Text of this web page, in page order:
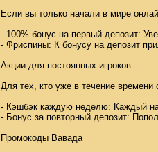
Если вы только начали в мире
- 100% бонус на первый депозит:
- Фриспины: К бонусу на депозит
Акции для постоянных игроков
Для тех, кто уже в течение
- Кэшбэк каждую неделю: Каждый
- Бонус за повторный депозит:
Промокоды Вавада